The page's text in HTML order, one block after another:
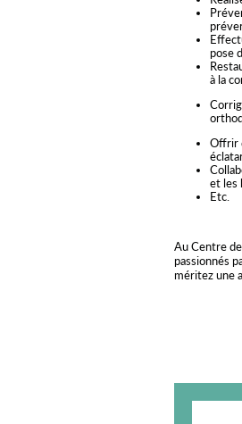
pose
à la
Offrir
et les
Etc.
Au Centre
passionnés
méritez une